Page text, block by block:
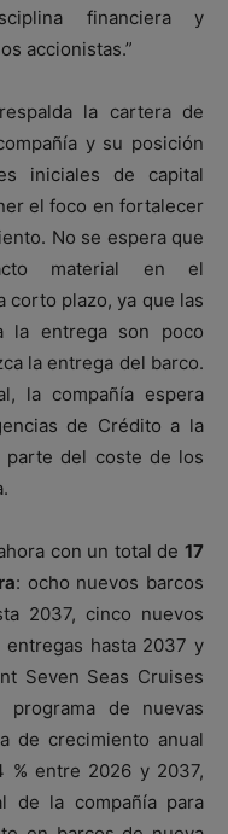
financiera y
accionistas.”
la cartera de
y su posición
iniciales de capital
el foco en fortalecer
No se espera que
material en el
corto plazo, ya que las
la entrega son poco
la entrega del barco.
la compañía espera
de Crédito a la
parte del coste de los
con un total de 17
: ocho nuevos barcos
2037, cinco nuevos
entregas hasta 2037 y
Seven Seas Cruises
de nuevas
de crecimiento anual
% entre 2026 y 2037,
de la compañía para